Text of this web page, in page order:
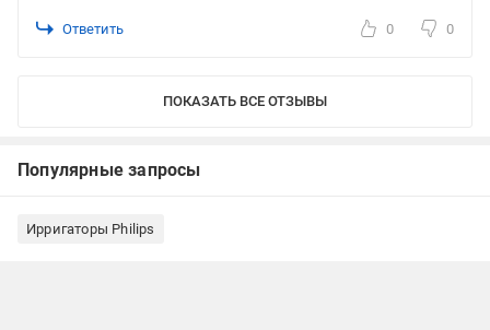
Ответить 0 0
ПОКАЗАТЬ ВСЕ ОТЗЫВЫ
Популярные запросы
Ирригаторы Philips